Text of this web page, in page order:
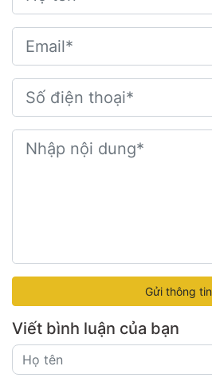
Gửi thông tin
Viết bình luận của bạn